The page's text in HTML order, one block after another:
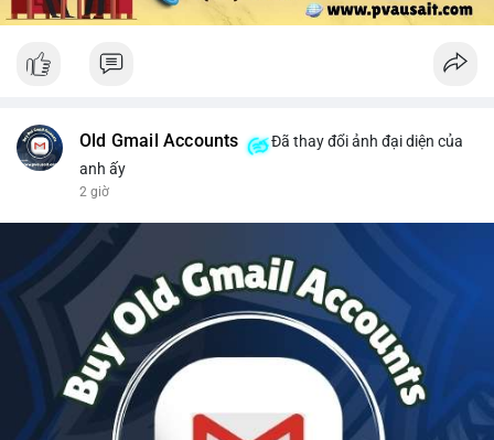
Old Gmail Accounts
Đã thay đổi ảnh đại diện của
anh ấy
2 giờ